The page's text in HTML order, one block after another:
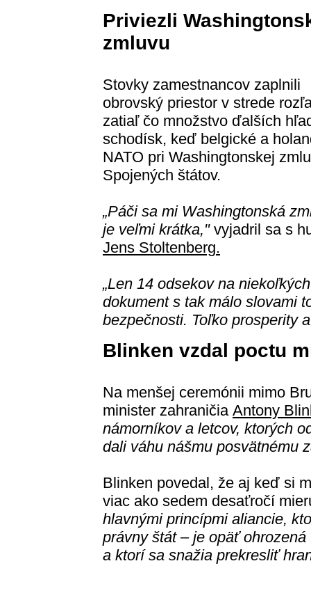
Priviezli
zmluvu
Stovky zamestnancov zaplnili
obrovský priestor v strede
zatiaľ čo množstvo ďalších
schodísk, keď belgické a
NATO pri Washingtonskej
Spojených štátov.
„Páči sa mi Washingtonská
je veľmi krátka,"vyjadril sa s
Jens Stoltenberg.
„Len 14 odsekov na
dokument s tak málo slovami
bezpečnosti. Toľko prosperity
Blinken vzdal poctu
Na menšej ceremónii mimo
minister zahraničia Antony
námorníkov a letcov, ktorých
dali váhu nášmu posvätnému
Blinken povedal, že aj keď si
viac ako sedem desaťročí
hlavnými princípmi aliancie,
právny štát – je opäť
a ktorí sa snažia prekresliť